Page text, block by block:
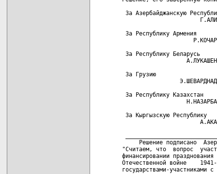
За Азербайджанскую
За Республику Армения
За Республику Беларусь
За Грузию
За Республику
За Кыргызскую Республику
Решение подписано
"Считаем, что  вопрос
финансировании
Отечественной войне
государствами-участниками